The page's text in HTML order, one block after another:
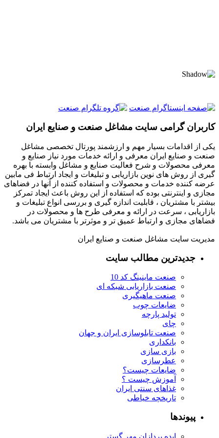
کاربران گرامی سایت مشاغل صنعت و صنایع ایران
یکی از اقدامات بسیار مهم و ارزشمند پورتال تخصصی مشاغل
صنعت و صنایع ایران معرفی و ارائه خدمات مورد نیاز صنایع و
معرفی محصولات و شرح فعالیت صنایع و مشاغل وابسته با بهره
گیری از روش های نوین بازاریابی و تبلیغات و ایجاد ارتباط فی مابین
عرضه کننده خدمات و محصولات و استفاده کننده از آنها در فضاهای
مجازی و اینترنتی بوده که استفاده از این روش باعث ایجاد تمرکز
بیشتر با مشتریان ، قابلیت اندازه گیری و بررسی انواع تبلیغات و
بازاریابی ، سرعت در ارائه و معرفی طرح ها و محصولات در
فضاهای مجازی و ارتباط عمیق تر و موثرتر با مشتریان می باشد.
مدیریت سایت مشاغل صنعت و صنایع ایران
جدیدترین مطالب سایت
صنعت ماینینگ کد 10
صنعت بازاریابی شبکه ای
صنعت ماهیگیری
ضایعات چوب
تولید پارچه
چای
صنعت تابلوسازی ایران و جهان
بانکداری
بازی سازی
عطرسازی
ضایعات چیست؟
آموزش چیست ؟
غذاهای سنتی ایران
تاریخچه خیاطی
پیوندها
ایده پردازان مهر گستر